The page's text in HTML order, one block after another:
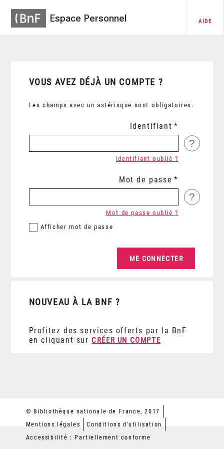
Espace Personnel AIDE
VOUS AVEZ DÉJÀ UN COMPTE ?
Les champs avec un astérisque sont obligatoires.
Identifiant
?
Identifiant oublié ?
Mot de passe
?
Afficher mot de passe
Mot de passe oublié ?
NOUVEAU À LA BNF ?
Profitez des services offerts par la BnF
en cliquant sur CRÉER UN COMPTE
© Bibliothèque nationale de France, 2017
Mentions légales
Conditions d'utilisation
Accessibilité : Partiellement conforme